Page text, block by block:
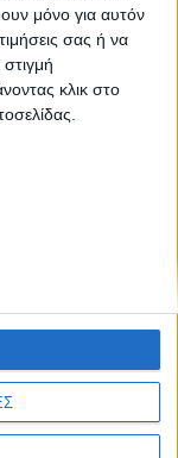
μόνο για αυτόν
σας ή να
κλικ στο